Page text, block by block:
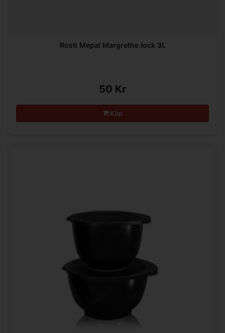
Rosti Mepal Margrethe lock 3L
50 Kr
Köp